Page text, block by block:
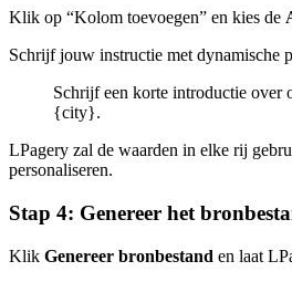
Klik op “Kolom toevoegen” en kies de
Schrijf jouw instructie met dynamische
Schrijf een korte introductie over
{city}.
LPagery zal de waarden in elke rij
personaliseren.
Stap 4: Genereer het
Klik Genereer bronbestand en laat